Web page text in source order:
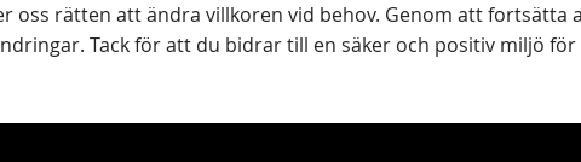
oss rätten att ändra villkoren vid behov. Genom att fortsätta
Tack för att du bidrar till en säker och positiv miljö för